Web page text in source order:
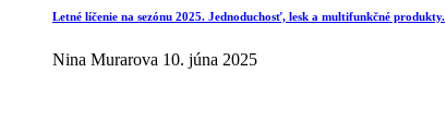
Letné líčenie na sezónu 2025. Jednoduchosť, lesk a multifunkčné produkty.
Nina Murarova 10. júna 2025